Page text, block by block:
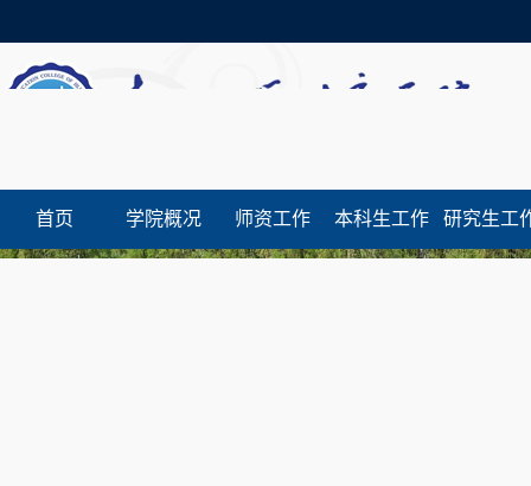
首页 学院概况 师资工作 本科生工作 研究生工